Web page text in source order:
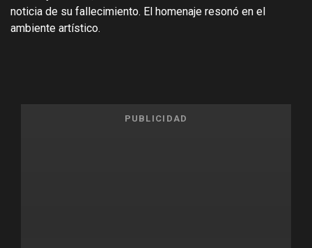
noticia de su fallecimiento. El homenaje resonó en el
ambiente artístico.
PUBLICIDAD